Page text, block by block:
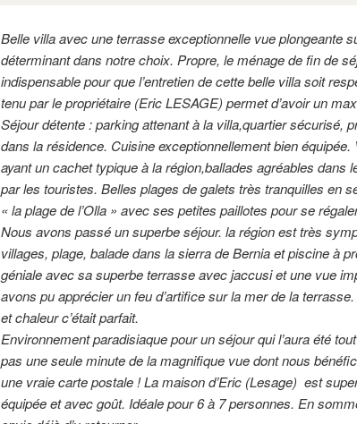
Belle villa avec une terrasse exceptionnelle vue plongeante
déterminant dans notre choix. Propre, le ménage de fin de
indispensable pour que l’entretien de cette belle villa soit
tenu par le propriétaire (Eric LESAGE) permet d’avoir un
Séjour détente : parking attenant à la villa,quartier sécurisé,
dans la résidence. Cuisine exceptionnellement bien équipée.
ayant un cachet typique à la région,ballades agréables dans
par les touristes. Belles plages de galets très tranquilles en
« la plage de l’Olla » avec ses petites paillotes pour se
Nous avons passé un superbe séjour. la région est très
villages, plage, balade dans la sierra de Bernia et piscine à
géniale avec sa superbe terrasse avec jaccusi et une vue
avons pu apprécier un feu d’artifice sur la mer de la
et chaleur c’était parfait.
Environnement paradisiaque pour un séjour qui l’aura été
pas une seule minute de la magnifique vue dont nous
une vraie carte postale !La maison d’Eric (Lesage) est
équipée et avec goût. Idéale pour 6 à 7 personnes. En